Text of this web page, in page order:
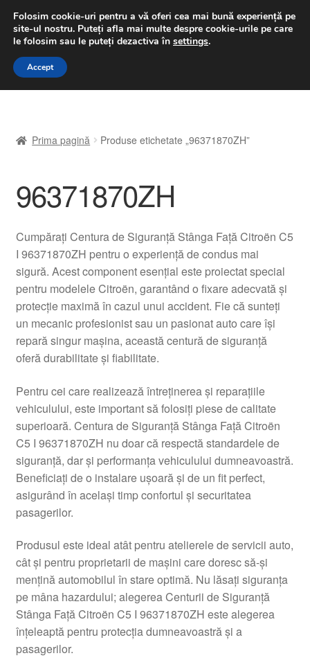
LIVRARE de la 33 lei
luni-vineri 9 a.m. - 4 p.m.031 229 6816
Sari
Sari
A lua legatura
Contul meu
Despre noi
Finalizare comandă
Livrare
Livrare în toată lumea
Plângere
Plățile
Politică de confidențialitate
Procedura de reclamație
Termeni si conditii
Prima pagină Produse etichetate „96371870ZH”
96371870ZH
Cumpărați Centura de Siguranță Stânga Față Citroën C5
I 96371870ZH pentru o experiență de condus mai
sigură. Acest component esențial este proiectat special
pentru modelele Citroën, garantând o fixare adecvată și
protecție maximă în cazul unui accident. Fie că sunteți
un mecanic profesionist sau un pasionat auto care își
repară singur mașina, această centură de siguranță
oferă durabilitate și fiabilitate.
Pentru cei care realizează întreținerea și reparațiile
vehiculului, este important să folosiți piese de calitate
superioară. Centura de Siguranță Stânga Față Citroën
C5 I 96371870ZH nu doar că respectă standardele de
siguranță, dar și performanța vehiculului dumneavoastră.
Beneficiați de o instalare ușoară și de un fit perfect,
asigurând în același timp confortul și securitatea
pasagerilor.
Produsul este ideal atât pentru atelierele de servicii auto,
cât și pentru proprietarii de mașini care doresc să-și
mențină automobilul în stare optimă. Nu lăsați siguranța
pe mâna hazardului; alegerea Centurii de Siguranță
Stânga Față Citroën C5 I 96371870ZH este alegerea
înțeleaptă pentru protecția dumneavoastră și a
pasagerilor.
Folosim cookie-uri pentru a vă oferi cea mai bună experiență pe
site-ul nostru. Puteți afla mai multe despre cookie-urile pe care
le folosim sau le puteți dezactiva în settings.
Accept